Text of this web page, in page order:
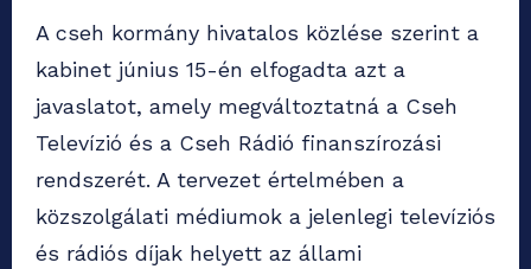
A cseh kormány hivatalos közlése szerint a
kabinet június 15-én elfogadta azt a
javaslatot, amely megváltoztatná a Cseh
Televízió és a Cseh Rádió finanszírozási
rendszerét. A tervezet értelmében a
közszolgálati médiumok a jelenlegi televíziós
és rádiós díjak helyett az állami